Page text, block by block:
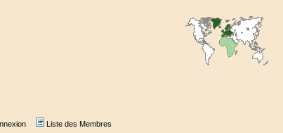
Liste des Membres